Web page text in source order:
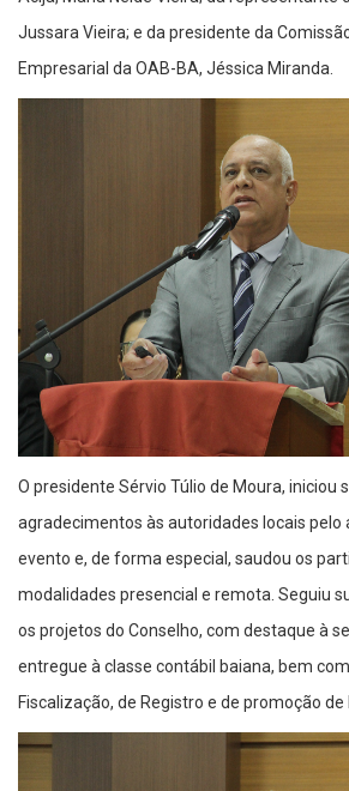
Jussara Vieira; e da presidente da
Empresarial da OAB-BA, Jéssica Miranda.
O presidente Sérvio Túlio de Moura, iniciou
agradecimentos às autoridades locais pelo
evento e, de forma especial, saudou os
modalidades presencial e remota. Seguiu
os projetos do Conselho, com destaque à
entregue à classe contábil baiana, bem
Fiscalização, de Registro e de promoção de